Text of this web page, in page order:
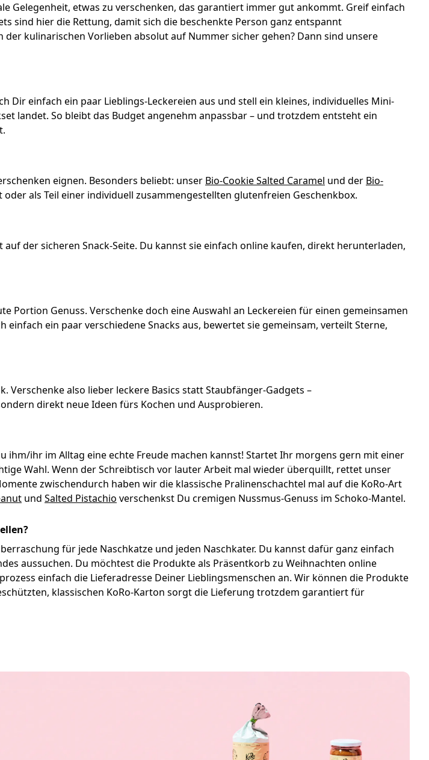
Gelegenheit, etwas zu verschenken, das garantiert immer gut ankommt. Greif einfach
sind hier die Rettung, damit sich die beschenkte Person ganz entspannt
kulinarischen Vorlieben absolut auf Nummer sicher gehen? Dann sind unsere
Dir einfach ein paar Lieblings-Leckereien aus und stell ein kleines, individuelles Mini-
landet. So bleibt das Budget angenehm anpassbar – und trotzdem entsteht ein
eignen. Besonders beliebt: unser Bio-Cookie Salted Caramel und der Bio-
als Teil einer individuell zusammengestellten glutenfreien Geschenkbox.
der sicheren Snack-Seite. Du kannst sie einfach online kaufen, direkt herunterladen,
Portion Genuss. Verschenke doch eine Auswahl an Leckereien für einen gemeinsamen
ein paar verschiedene Snacks aus, bewertet sie gemeinsam, verteilt Sterne,
also lieber leckere Basics statt Staubfänger-Gadgets –
direkt neue Ideen fürs Kochen und Ausprobieren.
ihm/ihr im Alltag eine echte Freude machen kannst! Startet Ihr morgens gern mit einer
Wahl. Wenn der Schreibtisch vor lauter Arbeit mal wieder überquillt, rettet unser
zwischendurch haben wir die klassische Pralinenschachtel mal auf die KoRo-Art
und Salted Pistachio verschenkst Du cremigen Nussmus-Genuss im Schoko-Mantel.
für jede Naschkatze und jeden Naschkater. Du kannst dafür ganz einfach
aussuchen. Du möchtest die Produkte als Präsentkorb zu Weihnachten online
einfach die Lieferadresse Deiner Lieblingsmenschen an. Wir können die Produkte
klassischen KoRo-Karton sorgt die Lieferung trotzdem garantiert für